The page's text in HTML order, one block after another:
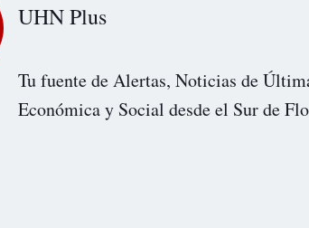
UHN Plus
Tu fuente de Alertas, Noticias de
Económica y Social desde el Sur de